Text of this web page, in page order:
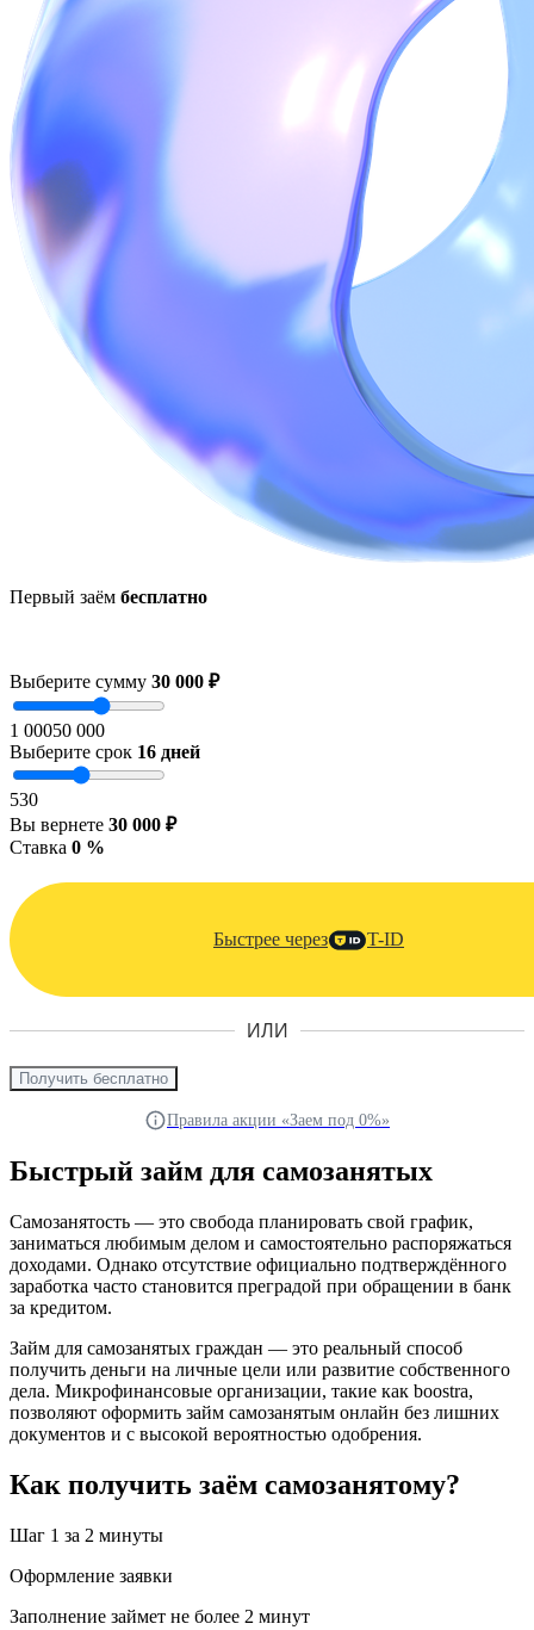
Первый заём бесплатно
Выберите сумму 30 000 ₽
1 00050 000
Выберите срок 16 дней
530
Вы вернете 30 000 ₽
Ставка 0 %
Быстрее через T-ID
ИЛИ
Получить бесплатно
Правила акции «Заем под 0%»
Быстрый займ для самозанятых
Самозанятость — это свобода планировать свой график,
заниматься любимым делом и самостоятельно распоряжаться
доходами. Однако отсутствие официально подтверждённого
заработка часто становится преградой при обращении в банк
за кредитом.
Займ для самозанятых граждан — это реальный способ
получить деньги на личные цели или развитие собственного
дела. Микрофинансовые организации, такие как boostra,
позволяют оформить займ самозанятым онлайн без лишних
документов и с высокой вероятностью одобрения.
Как получить заём самозанятому?
Шаг 1 за 2 минуты
Оформление заявки
Заполнение займет не более 2 минут